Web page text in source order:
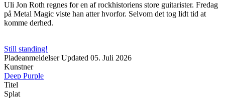
Uli Jon Roth regnes for en af rockhistoriens store guitarister. Fredag
på Metal Magic viste han atter hvorfor. Selvom det tog lidt tid at
komme derhed.
Still standing!
Pladeanmeldelser Updated 05. Juli 2026
Kunstner
Deep Purple
Titel
Splat